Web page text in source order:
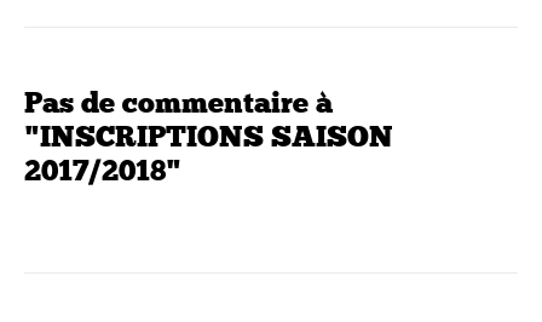
Pas de commentaire à
"INSCRIPTIONS SAISON
2017/2018"